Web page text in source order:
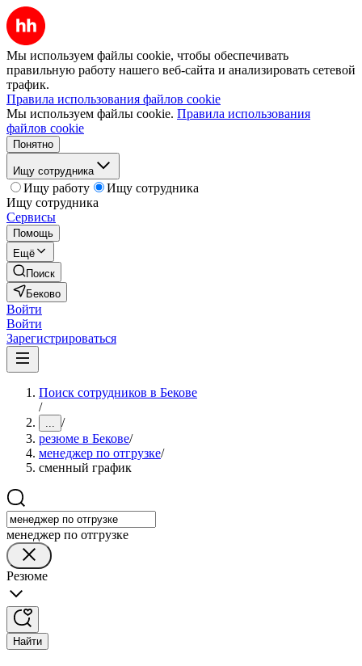
Мы используем файлы cookie, чтобы обеспечивать
правильную работу нашего веб-сайта и анализировать сетевой
трафик.
Правила использования файлов cookie
Мы используем файлы cookie. Правила использования
файлов cookie
Понятно
Ищу сотрудника
Ищу работу
Ищу сотрудника
Ищу сотрудника
Сервисы
Помощь
Ещё
Поиск
Беково
Войти
Войти
Зарегистрироваться
Поиск сотрудников в Бекове
/
... /
резюме в Бекове/
менеджер по отгрузке/
сменный график
менеджер по отгрузке
Резюме
Найти